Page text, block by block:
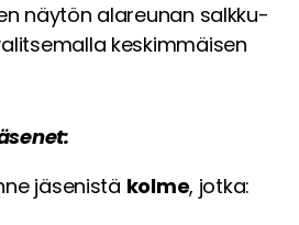
näytön alareunan salkku-
keskimmäisen
jäsenistä kolme, jotka: